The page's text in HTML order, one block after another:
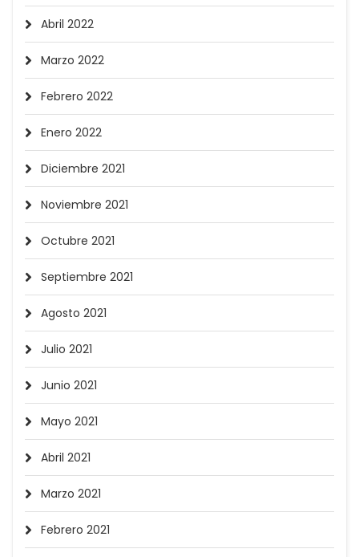
Abril 2022
Marzo 2022
Febrero 2022
Enero 2022
Diciembre 2021
Noviembre 2021
Octubre 2021
Septiembre 2021
Agosto 2021
Julio 2021
Junio 2021
Mayo 2021
Abril 2021
Marzo 2021
Febrero 2021